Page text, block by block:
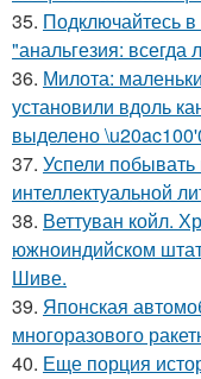
35. Подключайтесь
"анальгезия: всегда
36. Милота:
установили вдоль
выделено
37. Успели
интеллектуальной
38. Веттуван койл.
южноиндийском
Шиве.
39. Японская
многоразового
40. Еще порция